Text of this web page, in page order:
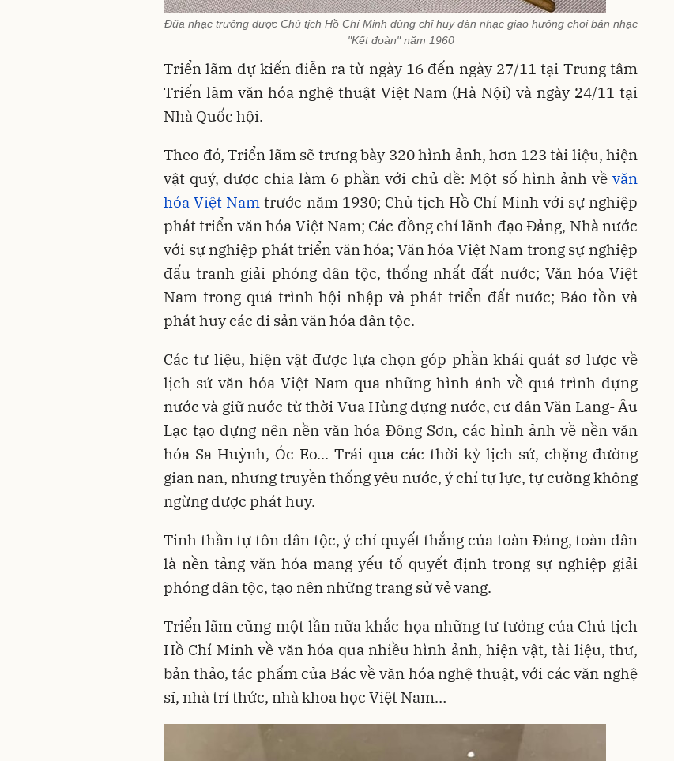
Đũa nhạc trưởng được Chủ tịch Hồ Chí Minh dùng chỉ huy dàn nhạc giao hưởng chơi bản nhạc
"Kết đoàn" năm 1960
Triển lãm dự kiến diễn ra từ ngày 16 đến ngày 27/11 tại Trung tâm
Triển lãm văn hóa nghệ thuật Việt Nam (Hà Nội) và ngày 24/11 tại
Nhà Quốc hội.
Theo đó, Triển lãm sẽ trưng bày 320 hình ảnh, hơn 123 tài liệu, hiện
vật quý, được chia làm 6 phần với chủ đề: Một số hình ảnh về văn
hóa Việt Nam trước năm 1930; Chủ tịch Hồ Chí Minh với sự nghiệp
phát triển văn hóa Việt Nam; Các đồng chí lãnh đạo Đảng, Nhà nước
với sự nghiệp phát triển văn hóa; Văn hóa Việt Nam trong sự nghiệp
đấu tranh giải phóng dân tộc, thống nhất đất nước; Văn hóa Việt
Nam trong quá trình hội nhập và phát triển đất nước; Bảo tồn và
phát huy các di sản văn hóa dân tộc.
Các tư liệu, hiện vật được lựa chọn góp phần khái quát sơ lược về
lịch sử văn hóa Việt Nam qua những hình ảnh về quá trình dựng
nước và giữ nước từ thời Vua Hùng dựng nước, cư dân Văn Lang- Âu
Lạc tạo dựng nên nền văn hóa Đông Sơn, các hình ảnh về nền văn
hóa Sa Huỳnh, Óc Eo... Trải qua các thời kỳ lịch sử, chặng đường
gian nan, nhưng truyền thống yêu nước, ý chí tự lực, tự cường không
ngừng được phát huy.
Tinh thần tự tôn dân tộc, ý chí quyết thắng của toàn Đảng, toàn dân
là nền tảng văn hóa mang yếu tố quyết định trong sự nghiệp giải
phóng dân tộc, tạo nên những trang sử vẻ vang.
Triển lãm cũng một lần nữa khắc họa những tư tưởng của Chủ tịch
Hồ Chí Minh về văn hóa qua nhiều hình ảnh, hiện vật, tài liệu, thư,
bản thảo, tác phẩm của Bác về văn hóa nghệ thuật, với các văn nghệ
sĩ, nhà trí thức, nhà khoa học Việt Nam…